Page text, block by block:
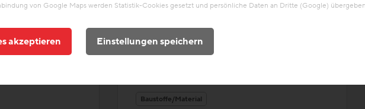
ist
den 1970er-
genutzt
ehemalige Kanzleigebäude Erzherzog
Friedrichs wurde komplett entkernt, um
Baustoffe/Material
von Google Maps werden Statistik-Cookies gesetzt und persönliche Daten an Dritte (Google)
akzeptieren Einstellungen speichern